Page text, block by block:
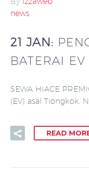
news
21 JAN:
BATERAI
SEWA HIACE
(EV) asal Tiongkok,
READ